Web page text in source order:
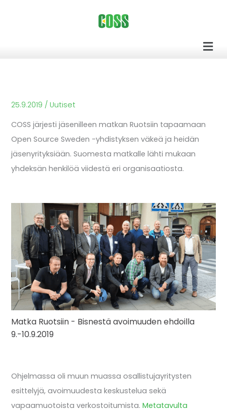
25.9.2019 / Uutiset
COSS järjesti jäsenilleen matkan Ruotsiin tapaamaan
Open Source Sweden -yhdistyksen väkeä ja heidän
jäsenyrityksiään. Suomesta matkalle lähti mukaan
yhdeksän henkilöä viidestä eri organisaatiosta.
Matka Ruotsiin - Bisnestä avoimuuden ehdoilla
9.-10.9.2019
Ohjelmassa oli muun muassa osallistujayritysten
esittelyjä, avoimuudesta keskustelua sekä
vapaamuotoista verkostoitumista.Metatavulta